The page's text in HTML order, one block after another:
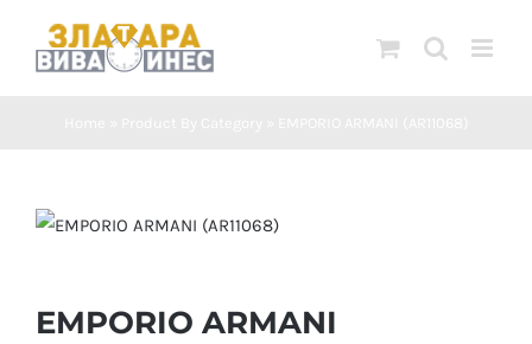
EMPORIO ARMANI